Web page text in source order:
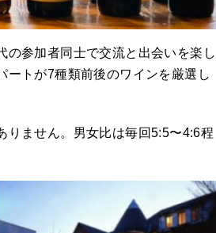
の参加者同士で交流と出会いを楽し
ートが7種類前後のワインを厳選し
りません。男女比は毎回5:5〜4:6程